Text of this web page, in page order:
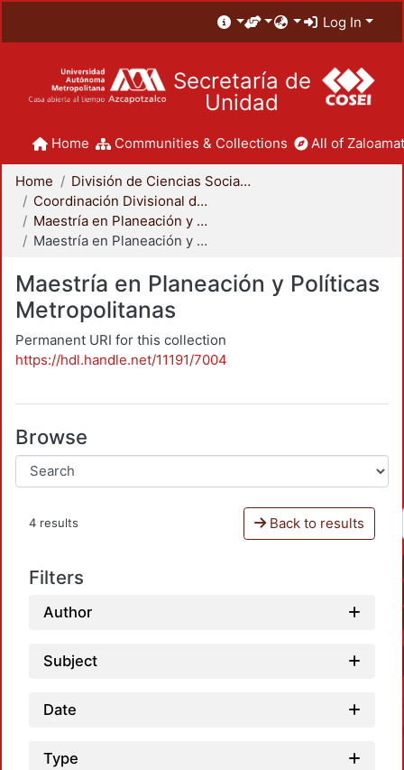
Log In
Secretaría de
Unidad
Home Communities & Collections All of
Home
División de Ciencias Sociales y Humanidades
Coordinación Divisional de Posgrado
Maestría en Planeación y Políticas Metropolitanas
Maestría en Planeación y Políticas Metropolitanas
Maestría en Planeación y Políticas
Metropolitanas
Permanent URI for this collection
https://hdl.handle.net/11191/7004
Browse
4 results Back to results
Filters
Author
Subject
Date
Type